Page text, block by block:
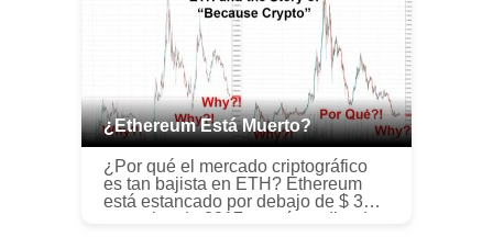
¿Ethereum Está Muerto?
¿Por qué el mercado criptográfico
es tan bajista en ETH? Ethereum
está estancado por debajo de $ 300
a precios de 2017 y está perdiendo